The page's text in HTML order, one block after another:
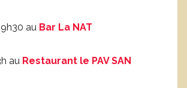
au Bar La NAT
au Restaurant le PAV SAN